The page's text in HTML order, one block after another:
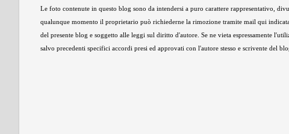
Le foto contenute in questo blog sono da intendersi a puro carattere rappresentativo,
qualunque momento il proprietario può richiederne la rimozione tramite mail qui
del presente blog e soggetto alle leggi sul diritto d'autore. Se ne vieta espressamente
salvo precedenti specifici accordi presi ed approvati con l'autore stesso e scrivente